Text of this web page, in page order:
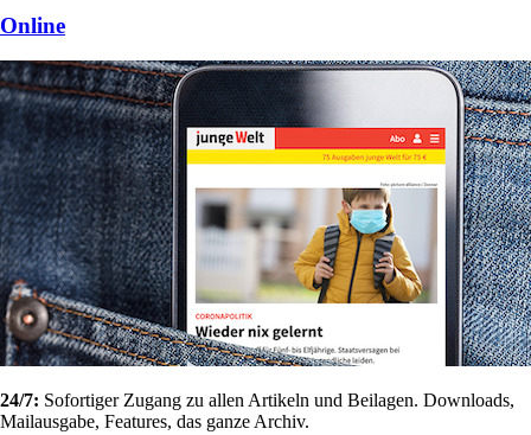
Online
24/7: Sofortiger Zugang zu allen Artikeln und Beilagen. Downloads,
Mailausgabe, Features, das ganze Archiv.